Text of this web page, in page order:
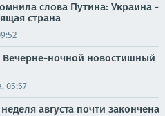
слова Путина: Украина -
страна
Вечерне-ночной новостишный
05:57
августа почти закончена